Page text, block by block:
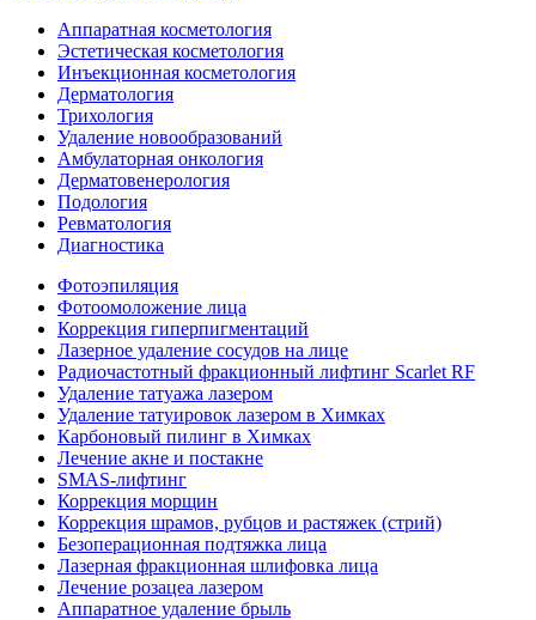
Аппаратная косметология
Эстетическая косметология
Инъекционная косметология
Дермато­логия
Трихология
Удаление новообразований
Амбулаторная онкология
Дерматовенерология
Подология
Ревматология
Диагностика
Фотоэпиляция
Фотоомоложение лица
Коррекция гиперпигментаций
Лазерное удаление сосудов на лице
Радиочастотный фракционный лифтинг Scarlet RF
Удаление татуажа лазером
Удаление татуировок лазером в Химках
Карбоновый пилинг в Химках
Лечение акне и постакне
SMAS-лифтинг
Коррекция морщин
Коррекция шрамов, рубцов и растяжек (стрий)
Безоперационная подтяжка лица
Лазерная фракционная шлифовка лица
Лечение розацеа лазером
Аппаратное удаление брыль